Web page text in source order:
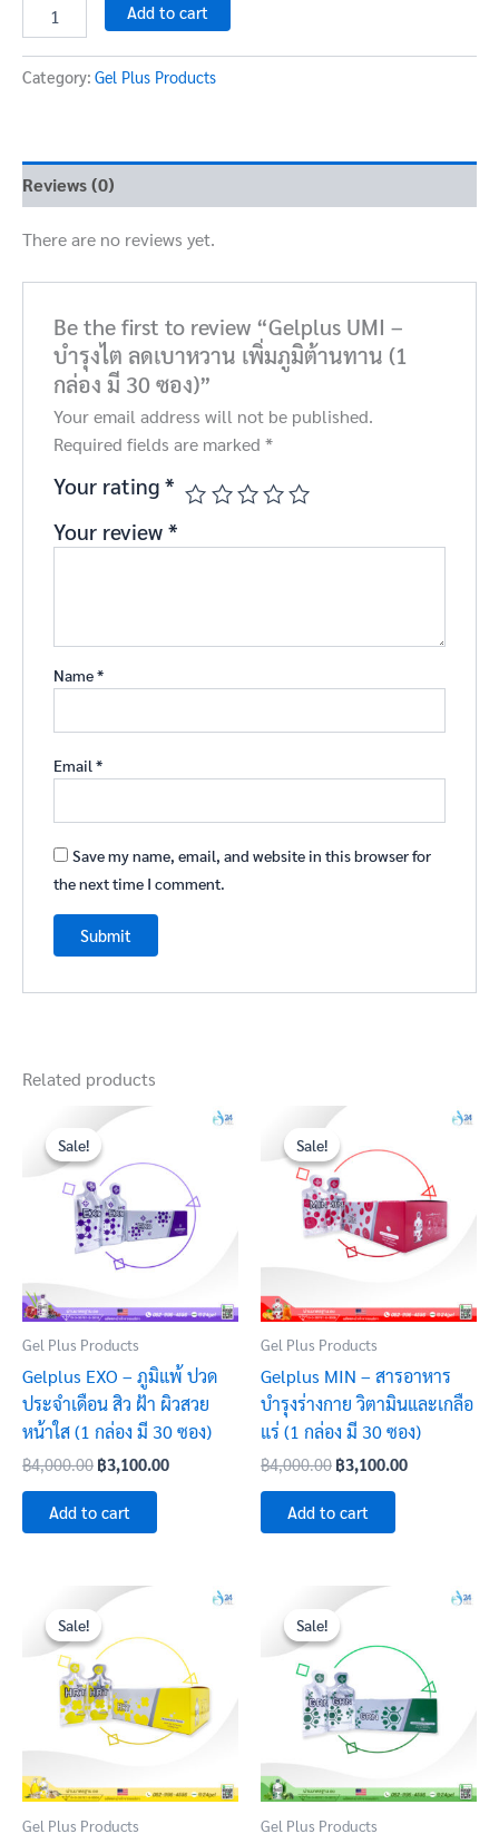
Add to cart
Category: Gel Plus Products
Reviews (0)
There are no reviews yet.
Be the first to review “Gelplus UMI –
บำรุงไต ลดเบาหวาน เพิ่มภูมิต้านทาน (1
กล่อง มี 30 ซอง)”
Your email address will not be published.
Required fields are marked *
Your rating *
Your review *
Name*
Email *
Save my name, email, and website in this browser for
the next time I comment.
Related products
Sale!
Sale!
Gel Plus Products
Gelplus EXO – ภูมิแพ้ ปวด
ประจำเดือน สิว ฝ้า ผิวสวย
หน้าใส (1 กล่อง มี 30 ซอง)
฿4,000.00
Original
price
was:
฿4,000.00.
฿3,100.00
Current
฿3,100.00.
Add to cart
Sale!
Sale!
Gel Plus Products
Gelplus MIN – สารอาหาร
บำรุงร่างกาย วิตามินและเกลือ
แร่ (1 กล่อง มี 30 ซอง)
฿4,000.00
Original
was:
฿4,000.00.
฿3,100.00
Current
is:
฿3,100.00.
Add to cart
Sale!
Sale!
Gel Plus Products
Original
price
was:
฿4,200.00.
Current
฿3,200.00.
Sale!
Sale!
Gel Plus Products
Original
price
was:
฿4,000.00.
Current
฿3,100.00.